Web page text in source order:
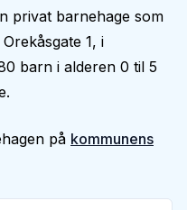
privat barnehage som
1, i
barn i alderen 0 til 5
på kommunens